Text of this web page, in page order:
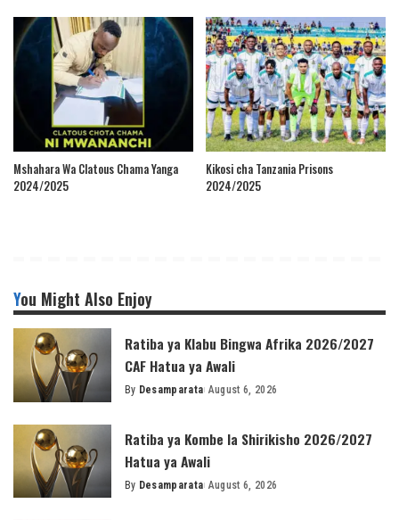
Mshahara Wa Clatous Chama Yanga
2024/2025
Kikosi cha Tanzania Prisons
2024/2025
You Might Also Enjoy
Ratiba ya Klabu Bingwa Afrika 2026/2027
CAF Hatua ya Awali
Posted
By Desamparata August 6, 2026
Ratiba ya Kombe la Shirikisho 2026/2027
Hatua ya Awali
Posted
By Desamparata August 6, 2026